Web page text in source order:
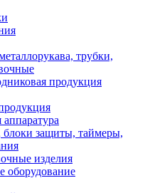
трубки,
продукция
блоки защиты, таймеры,
изделия
оборудование